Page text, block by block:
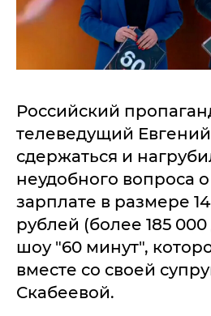
Российский
телеведущий
сдержаться и
неудобного вопроса
зарплате в размере
рублей (более 185
шоу "60 минут",
вместе со своей
Скабеевой.